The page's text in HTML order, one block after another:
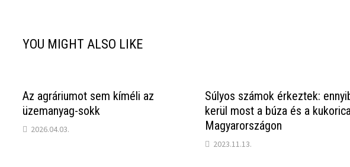
YOU MIGHT ALSO LIKE
Az agráriumot sem kíméli az
üzemanyag-sokk
2026.04.03.
Súlyos számok érkeztek:
kerül most a búza és a kukorica
Magyarországon
2023.11.13.